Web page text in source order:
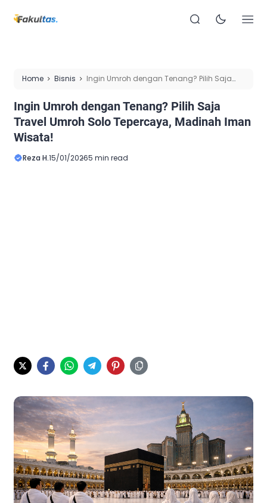
Home Bisnis
Ingin Umroh dengan Tenang? Pilih Saja
Ingin Umroh dengan Tenang? Pilih Saja
Travel Umroh Solo Tepercaya, Madinah Iman
Wisata!
Reza H.15/01/20265 min read